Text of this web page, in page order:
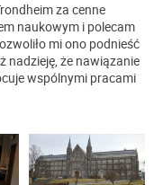
za cenne
naukowym i polecam
mi ono podnieść
nadzieję, że nawiązanie
wspólnymi pracami